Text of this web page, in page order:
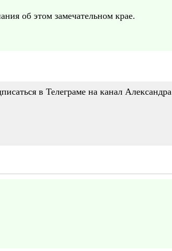
об этом замечательном крае.
в Телеграме на канал Александра